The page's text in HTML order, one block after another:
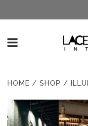
HOME / SHOP /